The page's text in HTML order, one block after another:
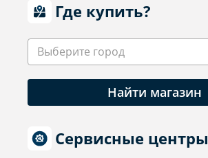
Где купить?
Выберите город
Найти магазин
Сервисные центры